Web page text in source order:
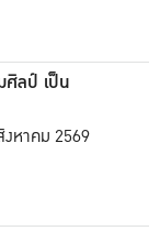
ศิลป์ เป็น
งหาคม 2569